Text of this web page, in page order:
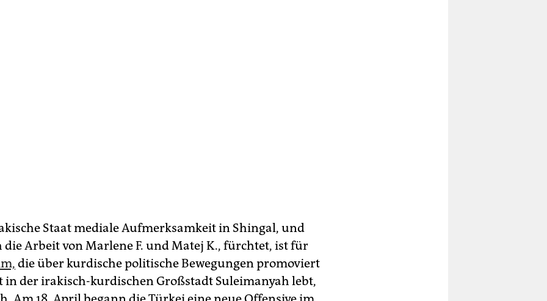
Staat mediale Aufmerksamkeit in Shingal, und
die Arbeit von Marlene F. und Matej K., fürchtet, ist für
die über kurdische politische Bewegungen promoviert
in der irakisch-kurdischen Großstadt Suleimanyah lebt,